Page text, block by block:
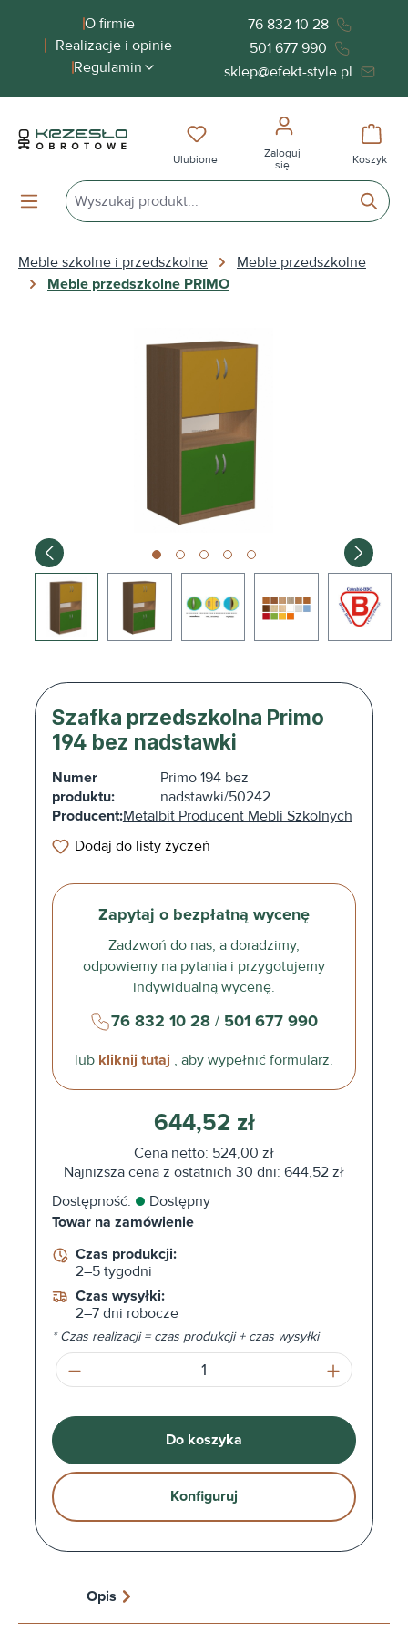
zawartościO firmie
Realizacje i opinie
Regulamin
76 832 10 28
501 677 990
sklep@efekt-style.pl
Masz 0 przedmioty na liście
Ulubione
Zaloguj
się
Koszyk
Meble szkolne i przedszkolne
Meble przedszkolne
Meble przedszkolne PRIMO
Szafka przedszkolna Primo
194 bez nadstawki
Numer
produktu:
Primo 194 bez
nadstawki/50242
Producent:Metalbit Producent Mebli Szkolnych
Dodaj do listy życzeń
Zapytaj o bezpłatną wycenę
Zadzwoń do nas, a doradzimy,
odpowiemy na pytania i przygotujemy
indywidualną wycenę.
76 832 10 28/ 501 677 990
lub kliknij tutaj , aby wypełnić formularz.
644,52 zł
Cena netto: 524,00 zł
Najniższa cena z ostatnich 30 dni: 644,52 zł
Dostępność:
Dostępny
Towar na zamówienie
Czas produkcji:
2–5 tygodni
Czas wysyłki:
2–7 dni robocze
* Czas realizacji = czas produkcji + czas wysyłki
Ilość produktu: Wprowadź żądaną
Do koszyka
Konfiguruj
Opis